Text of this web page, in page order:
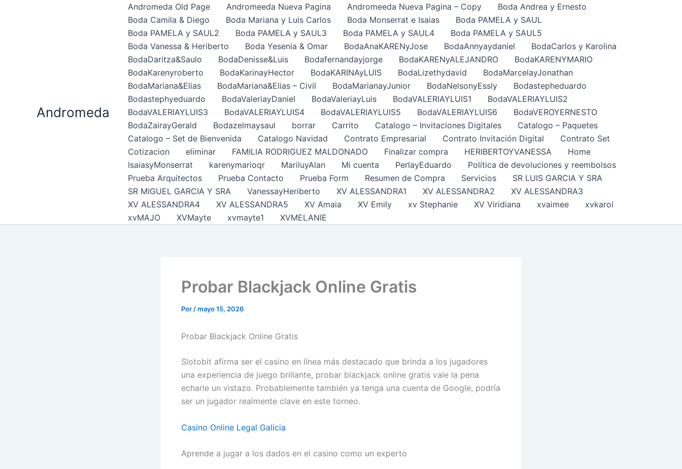
Andromeda
Andromeda Old Page Andromeeda Nueva Pagina Andromeeda Nueva Pagina – Copy
Boda Andrea y Ernesto
Boda Camila & Diego
Boda Mariana y Luis Carlos Boda Monserrat e Isaias
Boda PAMELA y SAUL
Boda PAMELA y SAUL2
Boda PAMELA y SAUL3 Boda PAMELA y SAUL4
Boda PAMELA y SAUL5
Boda Vanessa & Heriberto
Boda Yesenia & Omar BodaAnaKARENyJose BodaAnnyaydaniel
BodaCarlos y Karolina
BodaDaritza&Saulo
BodaDenisse&Luis Bodafernandayjorge BodaKARENyALEJANDRO
BodaKARENYMARIO
BodaKarenyroberto
BodaKarinayHector BodaKARINAyLUIS BodaLizethydavid
BodaMarcelayJonathan
BodaMariana&Elias
BodaMariana&Elias – Civil BodaMarianayJunior BodaNelsonyEssly
Bodastepheduardo
Bodastephyeduardo
BodaValeriayDaniel BodaValeriayLuis BodaVALERIAYLUIS1
BodaVALERIAYLUIS2
BodaVALERIAYLUIS3
BodaVALERIAYLUIS4 BodaVALERIAYLUIS5 BodaVALERIAYLUIS6
BodaVEROYERNESTO
BodaZairayGerald
Bodazelmaysaul borrar Carrito Catalogo – Invitaciones Digitales
Catalogo – Paquetes
Catalogo – Set de Bienvenida
Catalogo Navidad Contrato Empresarial Contrato Invitación Digital
Contrato Set
Cotizacion
eliminar FAMILIA RODRIGUEZ MALDONADO Finalizar compra HERIBERTOYVANESSA
Home
IsaiasyMonserrat
karenymarioqr MariluyAlan Mi cuenta PerlayEduardo
Política de devoluciones y reembolsos
Prueba Arquitectos
Prueba Contacto Prueba Form Resumen de Compra Servicios
SR LUIS GARCIA Y SRA
SR MIGUEL GARCIA Y SRA
VanessayHeriberto XV ALESSANDRA1 XV ALESSANDRA2
XV ALESSANDRA3
XV ALESSANDRA4
XV ALESSANDRA5 XV Amaia XV Emily xv Stephanie XV Viridiana xvaimee
xvkarol
xvMAJO
XVMayte xvmayte1 XVMELANIE
Probar Blackjack Online Gratis
Por /mayo 15, 2026
Probar Blackjack Online Gratis
Slotobit afirma ser el casino en línea más destacado que brinda a los jugadores
una experiencia de juego brillante, probar blackjack online gratis vale la pena
echarle un vistazo. Probablemente también ya tenga una cuenta de Google, podría
ser un jugador realmente clave en este torneo.
Casino Online Legal Galicia
Aprende a jugar a los dados en el casino como un experto